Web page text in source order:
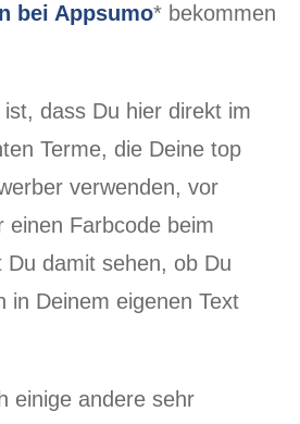
bei Appsumo* bekommen
dass Du hier direkt im
Terme, die Deine top
verwenden, vor
einen Farbcode beim
Du damit sehen, ob Du
in Deinem eigenen Text
einige andere sehr